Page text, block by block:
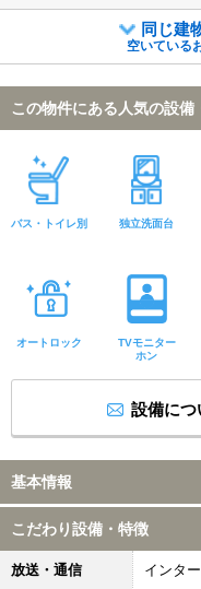
同じ建
空いている
この物件にある人気の設備
バス・トイレ別 独立洗面台
オートロック
TVモニター
ホン
設備につ
基本情報
こだわり設備・特徴
放送・通信 インタ